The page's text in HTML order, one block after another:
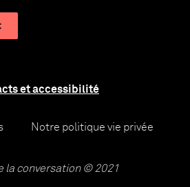
et accessibilité
Notre politique vie privée
la conversation © 2021